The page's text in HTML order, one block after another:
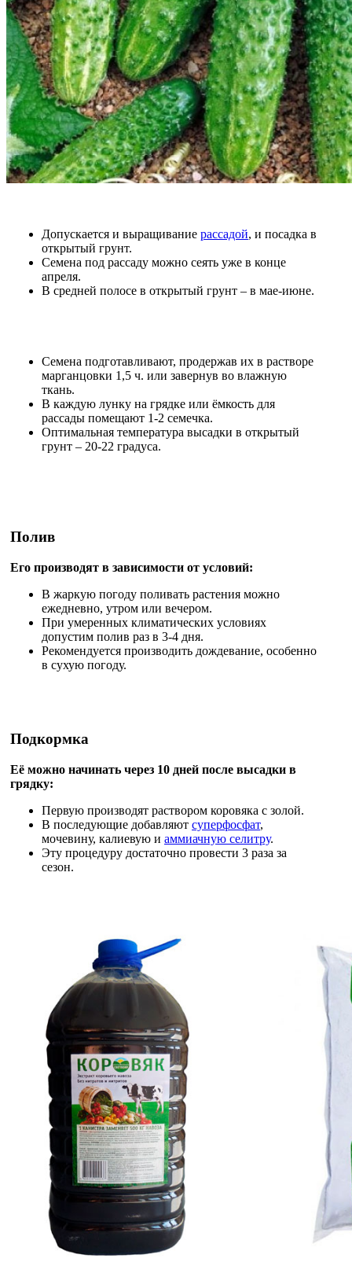
Допускается и выращивание рассадой, и посадка в
открытый грунт.
Семена под рассаду можно сеять уже в конце
апреля.
В средней полосе в открытый грунт – в мае-июне.
Семена подготавливают, продержав их в растворе
марганцовки 1,5 ч. или завернув во влажную
ткань.
В каждую лунку на грядке или ёмкость для
рассады помещают 1-2 семечка.
Оптимальная температура высадки в открытый
грунт – 20-22 градуса.
Полив
Его производят в зависимости от условий:
В жаркую погоду поливать растения можно
ежедневно, утром или вечером.
При умеренных климатических условиях
допустим полив раз в 3-4 дня.
Рекомендуется производить дождевание, особенно
в сухую погоду.
Подкормка
Её можно начинать через 10 дней после высадки в
грядку:
Первую производят раствором коровяка с золой.
В последующие добавляют суперфосфат,
мочевину, калиевую и аммиачную селитру.
Эту процедуру достаточно провести 3 раза за
сезон.